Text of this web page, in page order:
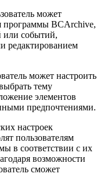
может
программы BCArchive,
или событий,
редактированием
может настроить
тему
элементов
предпочтениями.
настроек
пользователям
в соответствии с их
возможности
сможет